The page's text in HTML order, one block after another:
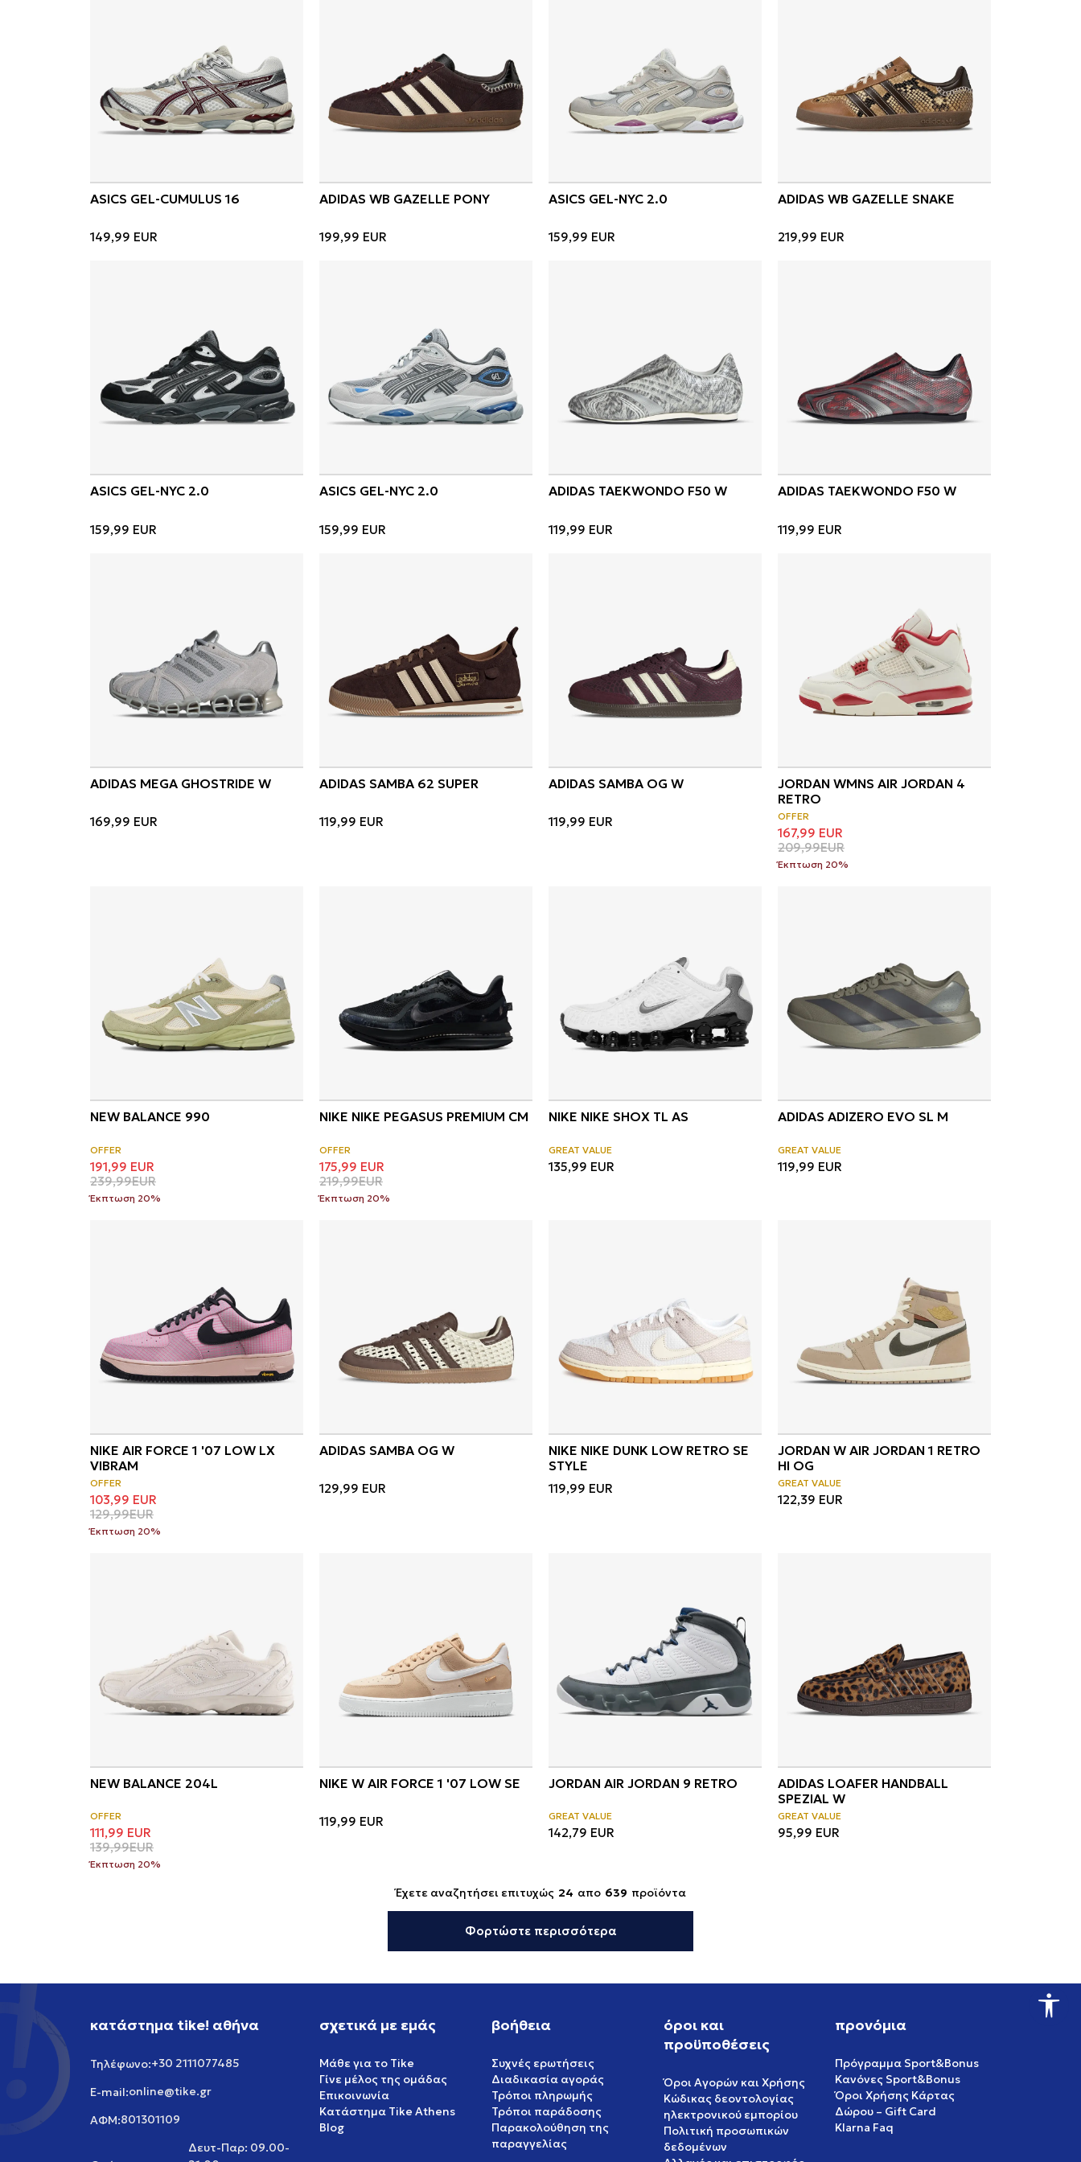
ASICS GEL-CUMULUS 16
149,99 EUR
ADIDAS WB GAZELLE PONY
199,99 EUR
ASICS GEL-NYC 2.0
159,99 EUR
ADIDAS WB GAZELLE SNAKE
219,99 EUR
ASICS GEL-NYC 2.0
159,99 EUR
ASICS GEL-NYC 2.0
159,99 EUR
ADIDAS TAEKWONDO F50 W
119,99 EUR
ADIDAS TAEKWONDO F50 W
119,99 EUR
ADIDAS MEGA GHOSTRIDE W
169,99 EUR
ADIDAS SAMBA 62 SUPER
119,99 EUR
ADIDAS SAMBA OG W
119,99 EUR
JORDAN WMNS AIR JORDAN 4
RETRO
OFFER
167,99 EUR
209,99EUR
Έκπτωση 20%
NEW BALANCE 990
OFFER
191,99 EUR
239,99EUR
Έκπτωση 20%
NIKE NIKE PEGASUS PREMIUM CM
OFFER
175,99 EUR
219,99EUR
Έκπτωση 20%
NIKE NIKE SHOX TL AS
GREAT VALUE
135,99 EUR
ADIDAS ADIZERO EVO SL M
GREAT VALUE
119,99 EUR
NIKE AIR FORCE 1 '07 LOW LX
VIBRAM
OFFER
103,99 EUR
129,99EUR
Έκπτωση 20%
ADIDAS SAMBA OG W
129,99 EUR
NIKE NIKE DUNK LOW RETRO SE
STYLE
119,99 EUR
JORDAN W AIR JORDAN 1 RETRO
HI OG
GREAT VALUE
122,39 EUR
NEW BALANCE 204L
OFFER
111,99 EUR
139,99EUR
Έκπτωση 20%
NIKE W AIR FORCE 1 '07 LOW SE
119,99 EUR
JORDAN AIR JORDAN 9 RETRO
GREAT VALUE
142,79 EUR
ADIDAS LOAFER HANDBALL
SPEZIAL W
GREAT VALUE
95,99 EUR
Έχετε αναζητήσει επιτυχώς 24 απο 639 προϊόντα
Φορτώστε περισσότερα
κατάστημα tike! αθήνα
Τηλέφωνο:+30 2111077485
E-mail:online@tike.gr
ΑΦΜ:801301109
Δευτ-Παρ: 09.00-
σχετικά με εμάς
Μάθε για το Tike
Γίνε μέλος της ομάδας
Επικοινωνία
Κατάστημα Tike Athens
Blog
βοήθεια
Συχνές ερωτήσεις
Διαδικασία αγοράς
Τρόποι πληρωμής
Τρόποι παράδοσης
Παρακολούθηση της
παραγγελίας
όροι και
προϋποθέσεις
Όροι Αγορών και Χρήσης
Κώδικας δεοντολογίας
ηλεκτρονικού εμπορίου
Πολιτική προσωπικών
δεδομένων
προνόμια
Πρόγραμμα Sport&Bonus
Κανόνες Sport&Bonus
Όροι Χρήσης Κάρτας
Δώρου – Gift Card
Klarna Faq